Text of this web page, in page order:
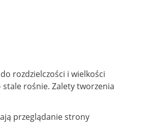
rozdzielczości i wielkości
rośnie. Zalety tworzenia
przeglądanie strony